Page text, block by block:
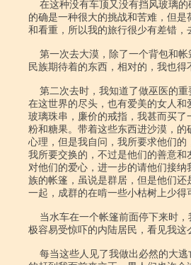
的确是一种很大的挑战和苦难，但
和看重，所以我的旅行很少有差错，
民族期待着的东西，相对的，我也得
在这世界的尽头，也有爱美的女人
玻璃珠串，廉价的戒指，我甚而买
粉和糖果。带着这些东西进沙漠，
心理，但是我自问，我所要求他们的
我所要交换的，不过是他们的善意
对他们的爱心，进一步的请他们接
族的帐篷，虽说是群居，但是他们
一起，成群的在啃一些小枯树上少得
极容易受惊吓的内陆居民，看见我这